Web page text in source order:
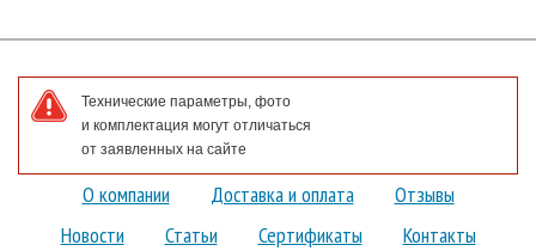
Технические параметры, фото
и комплектация могут отличаться
от заявленных на сайте
О компании Доставка и оплата
Отзывы
Новости
Статьи Сертификаты Контакты